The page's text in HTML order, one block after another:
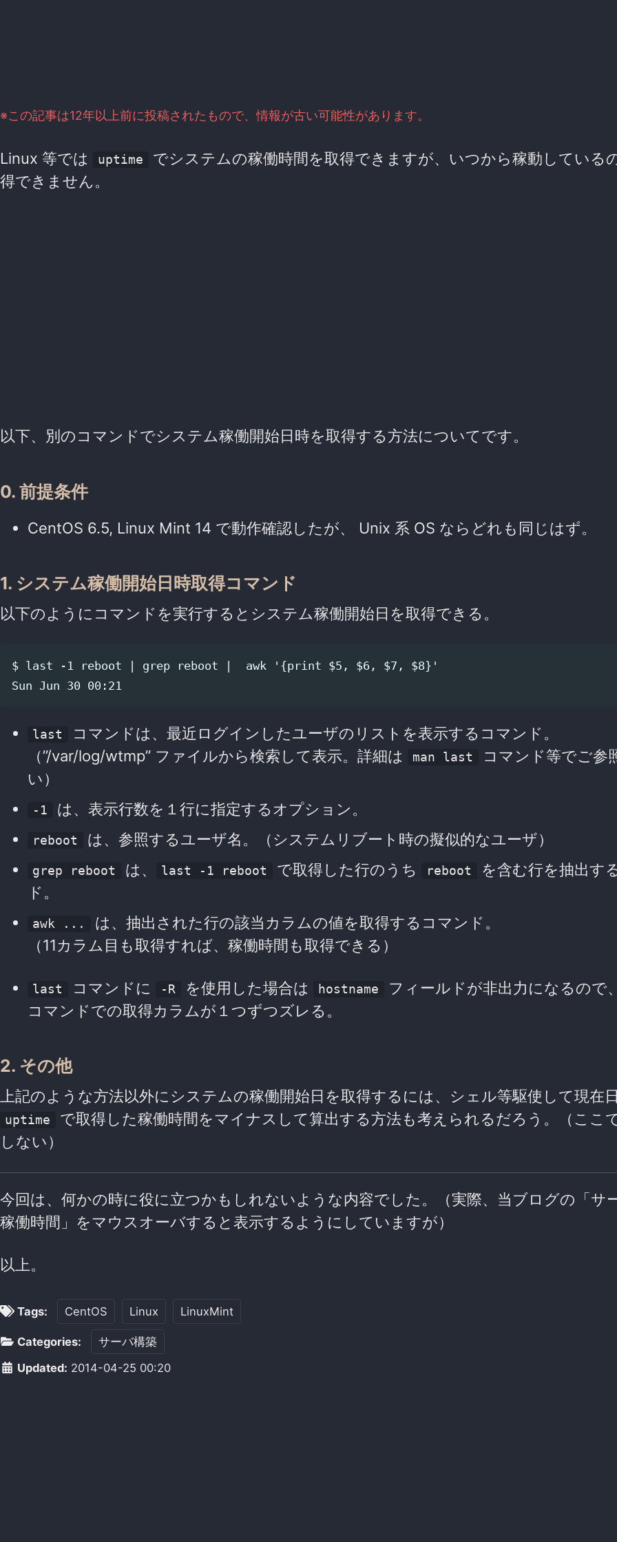
※この記事は12年以上前に投稿されたもので、情報が古い可能性があります。
Linux 等では uptime
でシステムの稼働時間を取得できますが、いつから稼動している
得できません。
以下、別のコマンドでシステム稼働開始日時を取得する方法についてです。
0. 前提条件
CentOS 6.5, Linux Mint 14 で動作確認したが、 Unix 系 OS ならどれも同じはず。
1. システム稼働開始日時取得コマンド
以下のようにコマンドを実行するとシステム稼働開始日を取得できる。
$ last -1 reboot | grep reboot |  awk '{print $5, $6, $7, $8}'
last
コマンドは、最近ログインしたユーザのリストを表示するコマンド。
（”/var/log/wtmp” ファイルから検索して表示。詳細は
man last
コマンド等でご参
い）
-1 は、表示行数を１行に指定するオプション。
reboot は、参照するユーザ名。（システムリブート時の擬似的なユーザ）
grep reboot は、 last -1 reboot で取得した行のうち reboot
を含む行を抽出す
ド。
awk ...
は、抽出された行の該当カラムの値を取得するコマンド。
（11カラム目も取得すれば、稼働時間も取得できる）
last コマンドに -R を使用した場合は hostname
フィールドが非出力になるので
コマンドでの取得カラムが１つずつズレる。
2. その他
上記のような方法以外にシステムの稼働開始日を取得するには、シェル等駆使して現在
uptime
で取得した稼働時間をマイナスして算出する方法も考えられるだろう。（ここ
しない）
今回は、何かの時に役に立つかもしれないような内容でした。（実際、当ブログの「サ
稼働時間」をマウスオーバすると表示するようにしていますが）
以上。
Tags: CentOS Linux LinuxMint
Categories:
サーバ構築
Updated: 2014-04-25 00:20